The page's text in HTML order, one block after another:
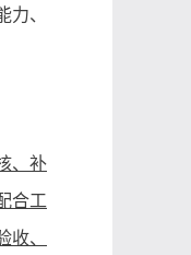
、
、补
合工
、